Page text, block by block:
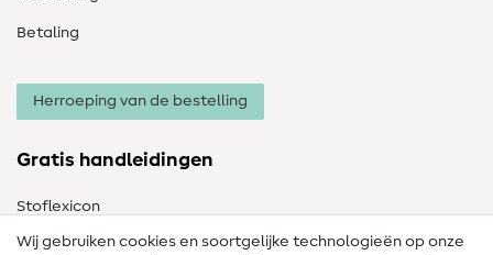
Betaling
Herroeping van de bestelling
Gratis handleidingen
Stoflexicon
Naailexicon
Wij gebruiken cookies en soortgelijke technologieën op onze